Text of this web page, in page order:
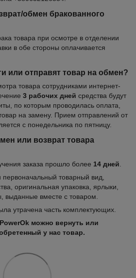
обмен бракованного
товара при осмотре в отделении
в обе стороны оплачивается
или отправят товар на обмен?
товара сотрудниками интернет-
3 рабочих дней средства будут
по которым проводилась оплата,
на замену. Прием отправлений от
с понедельника по пятницу.
или возврат товара
заказа прошло более 14 дней
товарный вид,
оригинальная упаковка, ярлыки,
выданные вместе с товаром.
утрачена часть комплектующих.
можно вернуть или
у нас товар.